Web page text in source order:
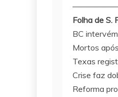
Folha de S.
BC
Mortos
Texas
Crise faz
Reforma